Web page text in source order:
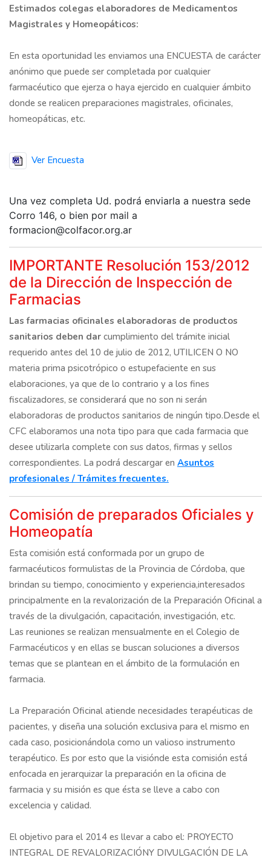
Estimados colegas elaboradores de Medicamentos
Magistrales y Homeopáticos:
En esta oportunidad les enviamos una ENCUESTA de carácter
anónimo que puede ser completada por cualquier
farmacéutico que ejerza o haya ejercido en cualquier ámbito
donde se realicen preparaciones magistrales, oficinales,
homeopáticas, etc.
Ver Encuesta
Una vez completa Ud. podrá enviarla a nuestra sede
Corro 146, o bien por mail a
formacion@colfacor.org.ar
IMPORTANTE Resolución 153/2012
de la Dirección de Inspección de
Farmacias
Las farmacias oficinales elaboradoras de productos
sanitarios deben dar cumplimiento del trámite inicial
requerido antes del 10 de julio de 2012, UTILICEN O NO
materia prima psicotrópico o estupefaciente en sus
elaboraciones, ya que de lo contrario y a los fines
fiscalizadores, se considerará que no son ni serán
elaboradoras de productos sanitarios de ningún tipo.Desde el
CFC elaboramos una nota tipo para que cada farmacia que
desee utilizarla complete con sus datos, firmas y sellos
correspondientes. La podrá descargar en Asuntos
profesionales / Trámites frecuentes.
Comisión de preparados Oficiales y
Homeopatía
Esta comisión está conformada por un grupo de
farmacéuticos formulistas de la Provincia de Córdoba, que
brindan su tiempo, conocimiento y experiencia,interesados
principalmente en la revalorización de la Preparación Oficinal a
través de la divulgación, capacitación, investigación, etc.
Las reuniones se realizan mensualmente en el Colegio de
Farmacéuticos y en ellas se buscan soluciones a diversos
temas que se plantean en el ámbito de la formulación en
farmacia.
La Preparación Oficinal atiende necesidades terapéuticas de
pacientes, y diseña una solución exclusiva para el mismo en
cada caso, posicionándola como un valioso instrumento
terapéutico. Es por esto que la visiónde esta comisión está
enfocada en jerarquizar la preparación en la oficina de
farmacia y su misión es que ésta se lleve a cabo con
excelencia y calidad.
El objetivo para el 2014 es llevar a cabo el: PROYECTO
INTEGRAL DE REVALORIZACIÓNY DIVULGACIÓN DE LA